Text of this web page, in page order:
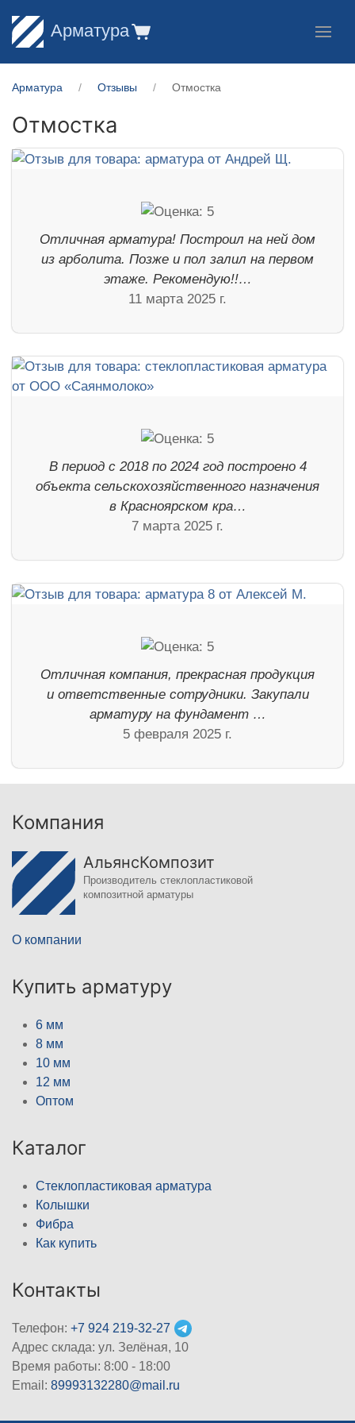
Арматура
Арматура Отзывы Отмостка
Отмостка
Отличная арматура! Построил на ней дом
из арболита. Позже и пол залил на первом
этаже. Рекомендую!!…
11 марта 2025 г.
В период с 2018 по 2024 год построено 4
объекта сельскохозяйственного назначения
в Красноярском кра…
7 марта 2025 г.
Отличная компания, прекрасная продукция
и ответственные сотрудники. Закупали
арматуру на фундамент …
5 февраля 2025 г.
Компания
АльянсКомпозит
Производитель стеклопластиковой
композитной арматуры
О компании
Купить арматуру
6 мм
8 мм
10 мм
12 мм
Оптом
Каталог
Стеклопластиковая арматура
Колышки
Фибра
Как купить
Контакты
Телефон: +7 924 219-32-27
Адрес склада: ул. Зелёная, 10
Время работы: 8:00 - 18:00
Email: 89993132280@mail.ru